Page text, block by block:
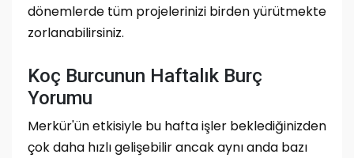
dönemlerde tüm projelerinizi birden yürütmekte
zorlanabilirsiniz.
Koç Burcunun Haftalık Burç
Yorumu
Merkür'ün etkisiyle bu hafta işler beklediğinizden
çok daha hızlı gelişebilir ancak aynı anda bazı